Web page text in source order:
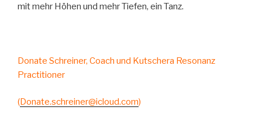
mit mehr Höhen und mehr Tiefen, ein Tanz.
Donate Schreiner, Coach und Kutschera Resonanz
Practitioner
(Donate.schreiner@icloud.com)